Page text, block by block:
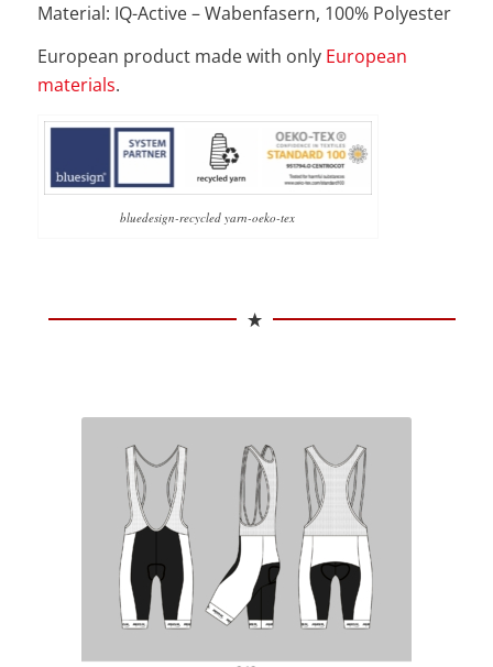
Material: IQ-Active – Wabenfasern, 100% Polyester
European product made with only European
materials.
bluedesign-recycled yarn-oeko-tex